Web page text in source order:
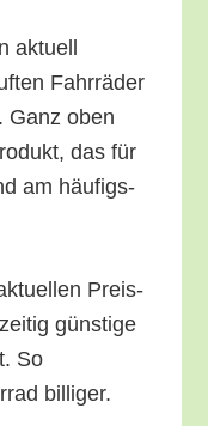
aktu­ell
Fahr­rä­der
Ganz oben
das für
am häu­figs­
Preis­
güns­ti­ge
So
billiger.